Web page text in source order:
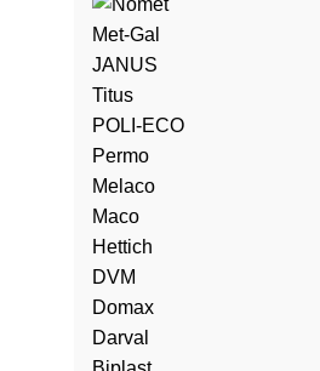
Met-Gal
JANUS
Titus
POLI-ECO
Permo
Melaco
Maco
Hettich
DVM
Domax
Darval